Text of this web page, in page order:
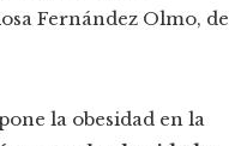
Fernández Olmo, de
la obesidad en la